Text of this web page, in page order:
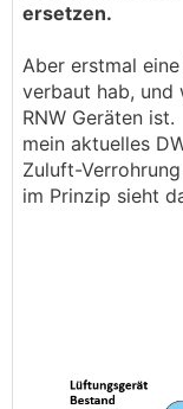
Den Thread will
Interesse alle
besprechen zu
der
Und auch um
können, sobald
ersetzen.
Aber erstmal
verbaut hab, und
RNW Geräten ist.
mein aktuelles
Zuluft-
im Prinzip sieht